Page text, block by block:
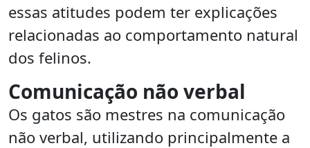
essas atitudes podem ter explicações
relacionadas ao comportamento natural
dos felinos.
Comunicação não verbal
Os gatos são mestres na comunicação
não verbal, utilizando principalmente a